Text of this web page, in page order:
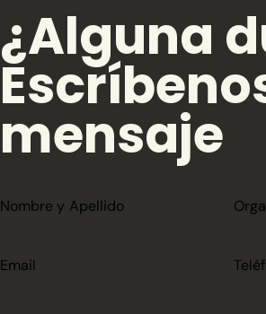
¿Alguna
mensaje